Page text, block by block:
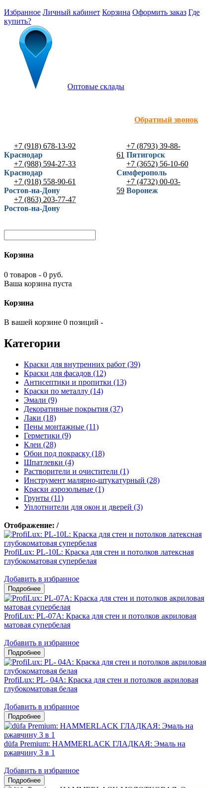
Избранное Личный кабинет Корзина Оформить заказ Где
купить?
Оптовые склады
Обратный звонок
+7 (918) 678-13-92
Краснодар
+7 (988) 594-27-33
Краснодар
+7 (918) 558-90-61
Ростов-на-Дону
+7 (863) 203-77-47
Ростов-на-Дону
+7 (8793) 39-88-
61 Пятигорск
+7 (3652) 56-10-60
Симферополь
+7 (4732) 00-03-
59 Воронеж
Корзина
0 товаров - 0 руб.
Ваша корзина пуста
Корзина
В вашей корзине 0 позиций -
Категории
Краски для внутренних работ (39)
Краски для фасадов (12)
Антисептики и пропитки (13)
Краски по металлу (14)
Эмали (9)
Декоративные покрытия (37)
Лаки (18)
Пены монтажные (11)
Герметики (9)
Клеи (28)
Обои под покраску (18)
Шпатлевки (4)
Растворители и очистители (1)
Инструмент малярно-штукатурный (28)
Краски аэрозольные (1)
Грунты (11)
Уплотнители для окон и дверей (3)
Отображение: /
ProfiLux: PL-10L: Краска для стен и потолков латексная
глубокоматовая супербелая
Добавить в избранное
ProfiLux: PL-07А: Краска для стен и потолков акриловая
матовая супербелая
Добавить в избранное
ProfiLux: PL- 04А: Краска для стен и потолков акриловая
глубокоматовая белая
Добавить в избранное
düfa Premium: HAMMERLACK ГЛАДКАЯ: Эмаль на
ржавчину 3 в 1
Добавить в избранное